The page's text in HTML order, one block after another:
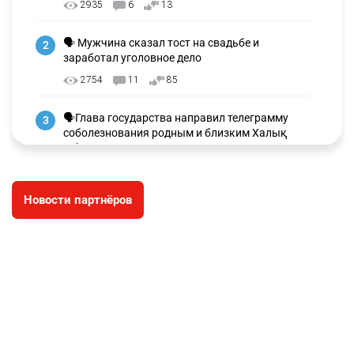
2935 6 13
2
🗣 Мужчина сказал тост на свадьбе и
заработал уголовное дело
2754 11 85
3
🗣Глава государства направил телеграмму
соболезнования родным и близким Халық
қаһарманы Ивана Гапича
🇫🇷 Клуб ПСЖ объявил об открытии своей
футбольной академии в Астане
Новости партнёров